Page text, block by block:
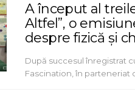
A început al
Altfel”, o
despre fizică și
După succesul înregistrat
Fascination, în parteneriat